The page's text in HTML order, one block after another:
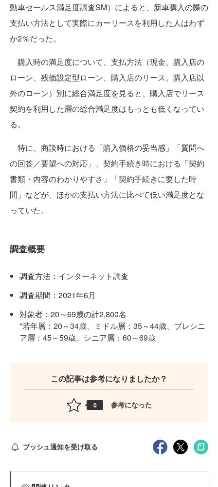
動車セールス満足度調査SM）によると、新車購入の際の
支払い方法として実際にカーリースを利用した人はわず
か2％だった。​
購入時の満足度について、支払方法（現金、購入店の
ローン、残価設定型ローン、購入店のリース、購入店以
外のローン）別に総合満足度を見ると、購入店でリース
契約を利用した層の総合満足度はもっとも低くなってい
る。​
特に、商談時における「購入価格の妥当感」「質問へ
の回答／要望への対応」、契約手続き時における「契約
書類・内容のわかりやすさ」「契約手続きに要した時
間」などが、ほかの支払い方法に比べて低い満足度とな
っていた。
調査概要
調査方法：インターネット調査
調査期間：2021年6月
対象者：20～69歳の計2,800名
*若年層：20～34歳、ミドル層：35～44歳、プレシニ
ア層：45～59歳、シニア層：60～69歳
この記事は参考になりましたか？
0 参考になった
プッシュ通知を受け取る